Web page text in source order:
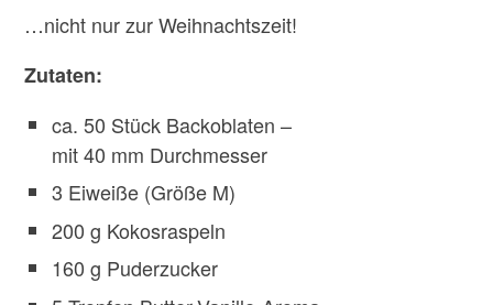
…nicht nur zur Weihnachtszeit!
Zutaten:
ca. 50 Stück Backoblaten –
mit 40 mm Durchmesser
3 Eiweiße (Größe M)
200 g Kokosraspeln
160 g Puderzucker